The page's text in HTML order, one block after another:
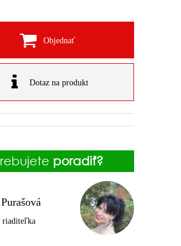
Objednať
Dotaz na produkt
poradiť?
riaditeľka